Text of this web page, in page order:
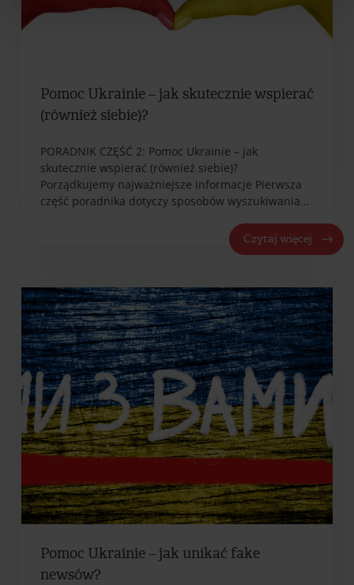
Pomoc Ukrainie – jak skutecznie wspierać
(również siebie)?
PORADNIK CZĘŚĆ 2: Pomoc Ukrainie – jak
skutecznie wspierać (również siebie)?
Porządkujemy najważniejsze informacje Pierwsza
część poradnika dotyczy sposobów wyszukiwania…
Czytaj więcej
Pomoc Ukrainie – jak unikać fake
newsów?